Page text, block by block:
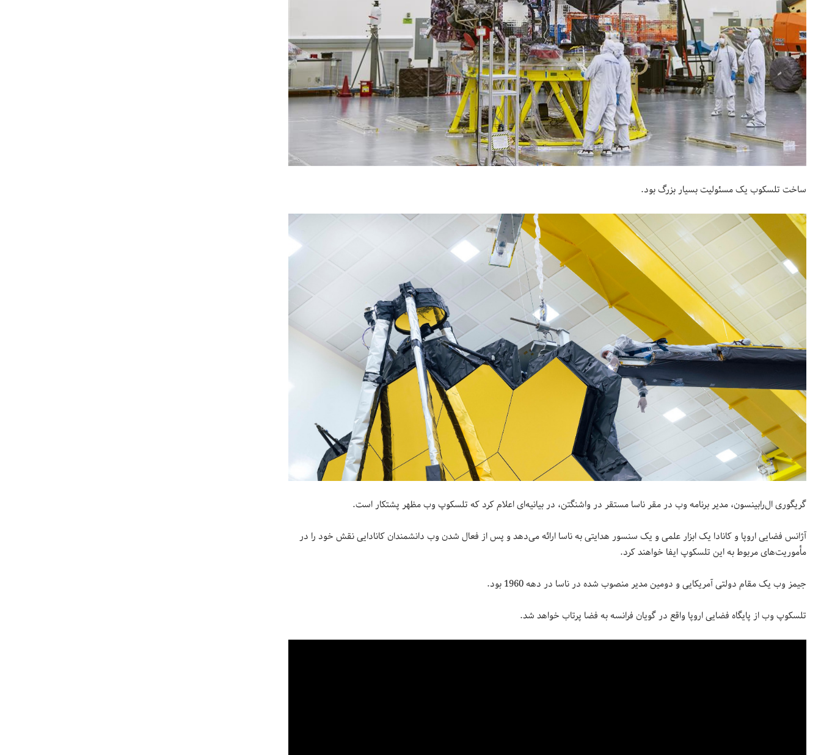
ساخت تلسکوب یک مسئولیت بسیار بزرگ بود.
گریگوری ال‌رابینسون، مدیر برنامه وب در مقر ناسا مستقر در واشنگتن، در بیانیه‌ای اعلام کرد که تلسکوپ وب مظهر پشتکار است.
آژانس فضایی اروپا و کانادا یک ابزار علمی و یک سنسور هدایتی به ناسا ارائه می‌دهد و پس از فعال شدن وب دانشمندان کانادایی‌ نقش خود را در
مأموریت‌های مربوط به این تلسکوپ ایفا خواهند کرد.
جیمز وب یک مقام دولتی آمریکایی و دومین مدیر منصوب شده در ناسا در دهه 1960 بود.
تلسکوپ وب از پایگاه فضایی اروپا واقع در گویان فرانسه به فضا پرتاب خواهد شد.